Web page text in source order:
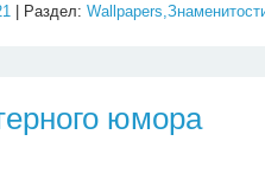
| Раздел:
юмора